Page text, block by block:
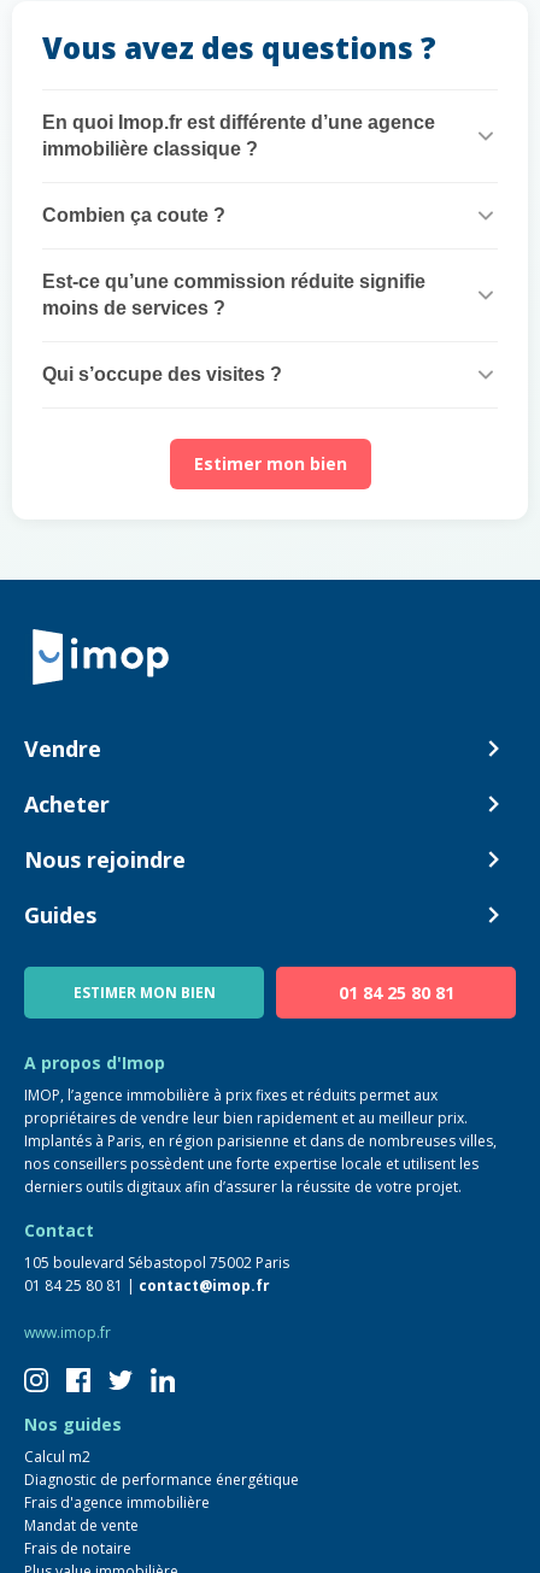
Vous avez des questions ?
En quoi Imop.fr est différente d’une agence
immobilière classique ?
Combien ça coute ?
Est-ce qu’une commission réduite signifie
moins de services ?
Qui s’occupe des visites ?
Estimer mon bien
Retour à la navigation principale
Vendre
Comment ça marche ?
Acheter
Biens en vente
Nous rejoindre
Devenir Conseiller
Guides
Blog
ESTIMER MON BIEN 01 84 25 80 81
A propos d'Imop
IMOP, l’agence immobilière à prix fixes et réduits permet aux
propriétaires de vendre leur bien rapidement et au meilleur prix.
Implantés à Paris, en région parisienne et dans de nombreuses villes,
nos conseillers possèdent une forte expertise locale et utilisent les
derniers outils digitaux afin d’assurer la réussite de votre projet.
Contact
105 boulevard Sébastopol 75002 Paris
01 84 25 80 81 | contact@imop.fr
www.imop.fr
Nos guides
Calcul m2
Diagnostic de performance énergétique
Frais d'agence immobilière
Mandat de vente
Frais de notaire